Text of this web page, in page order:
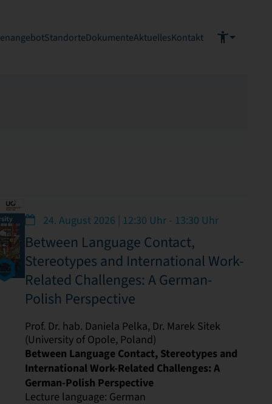
StandorteDokumenteAktuellesKontakt
24. August 2026 | 12:30 Uhr - 13:30 Uhr
Between Language Contact,
Stereotypes and International Work-
Related Challenges: A German-
Polish Perspective
Prof. Dr. hab. Daniela Pelka, Dr. Marek Sitek
(University of Opole, Poland)
Between Language Contact, Stereotypes and
International Work-Related Challenges: A
German-Polish Perspective
Lecture language: German